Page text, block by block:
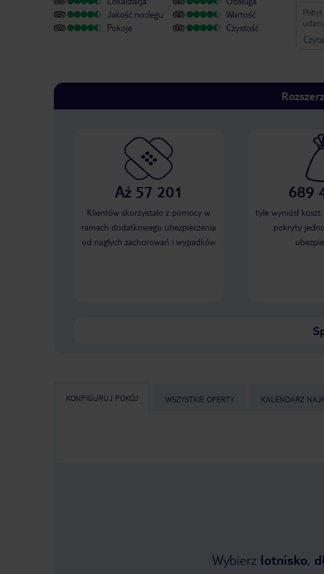
Jakość noclegu
Pokoje
Wartość
Czystość
nikt
Aż 57 201
Klientów skorzystało z pomocy w
ramach dodatkowego ubezpieczenia
od nagłych zachorowań i wypadków
689
tyle wyniósł koszt
pokryty
KONFIGURUJ POKÓJ WSZYSTKIE OFERTY KALENDARZ
Wybierz lotnisko,